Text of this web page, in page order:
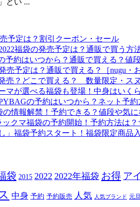
予定は？割引クーポン・セール
福袋の発売予定は？通販で買う方
予約はいつから？通販で買える？値
売予定は？通販で買える？［nugu・
売？どこで買える？ 数量限定・ス
マが選べる福袋も登場！中身はい
の予約はいつから？ネット予
の情報解禁！予約できる？値段や気
ックマ福袋の予約開始！予約方法は
」福袋予約スタート！福袋限定商品
袋 2015 2022 2022年福袋 お得 ア
中身 予約 予約販売 人気 人気ブランド 元